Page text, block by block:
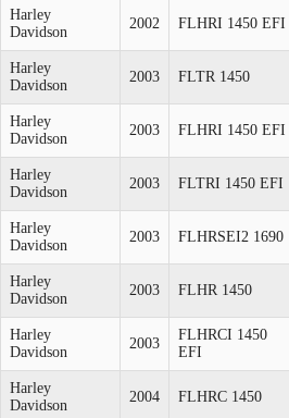
Harley
Davidson
2002 FLHRI 1450 EFI
Harley
Davidson
2003 FLTR 1450
Harley
Davidson
2003 FLHRI 1450 EFI
Harley
Davidson
2003 FLTRI 1450 EFI
Harley
Davidson
2003 FLHRSEI2 1690
Harley
Davidson
2003 FLHR 1450
Harley
Davidson
2003
FLHRCI 1450
EFI
Harley
Davidson
2004 FLHRC 1450